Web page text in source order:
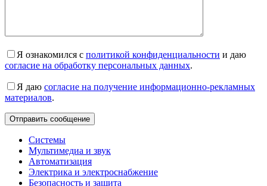
Я ознакомился с политикой конфиденциальности и даю
согласие на обработку персональных данных.
Я даю согласие на получение информационно-рекламных
материалов.
Системы
Мультимедиа и звук
Автоматизация
Электрика и электроснабжение
Безопасность и защита